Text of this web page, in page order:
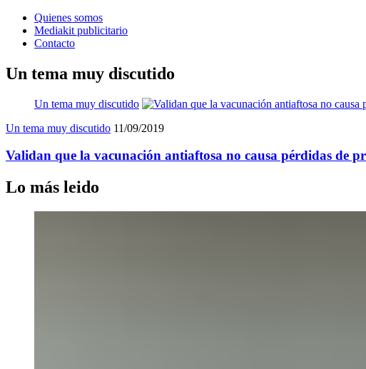
Quienes somos
Mediakit publicitario
Contacto
Un tema muy discutido
Un tema muy discutido
Un tema muy discutido 11/09/2019
Validan que la vacunación antiaftosa no causa pérdidas de
Lo más leido